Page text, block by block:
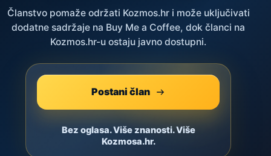
Članstvo pomaže održati Kozmos.hr i može uključivati
dodatne sadržaje na Buy Me a Coffee, dok članci na
Kozmos.hr-u ostaju javno dostupni.
Postani član
Bez oglasa. Više znanosti. Više
Kozmosa.hr.